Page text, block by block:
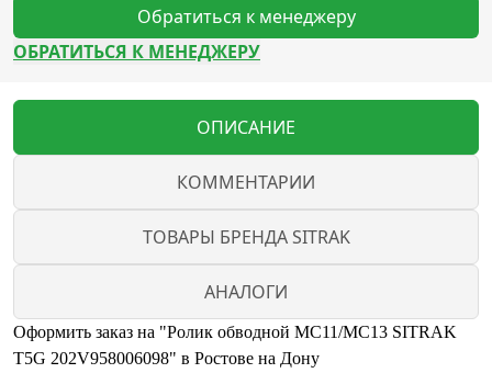
Обратиться к менеджеру
ОБРАТИТЬСЯ К МЕНЕДЖЕРУ
ОПИСАНИЕ
КОММЕНТАРИИ
ТОВАРЫ БРЕНДА SITRAK
АНАЛОГИ
Оформить заказ на "Ролик обводной MC11/MC13 SITRAK
T5G 202V958006098" в Ростове на Дону